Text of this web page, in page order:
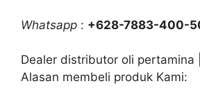
Whatsapp : +628-7883-400-
Dealer distributor oli pertamina |
Alasan membeli produk Kami: